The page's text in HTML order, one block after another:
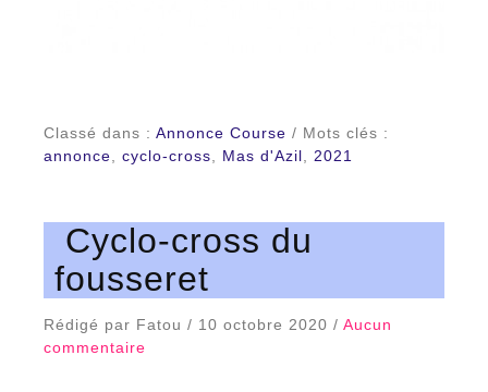
Classé dans : Annonce Course / Mots clés :
annonce
cyclo-cross Mas d'Azil 2021
Cyclo-cross du
fousseret
Rédigé par Fatou / 10 octobre 2020 / Aucun
commentaire